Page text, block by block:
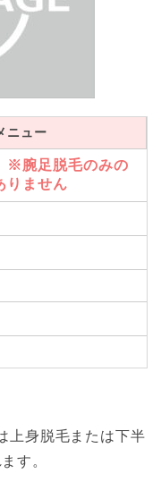
ニュー
※腕足脱毛のみの
りません
上身脱毛または下半
す。